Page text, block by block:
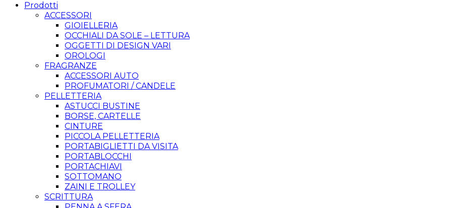
Prodotti
ACCESSORI
GIOIELLERIA
OCCHIALI DA SOLE – LETTURA
OGGETTI DI DESIGN VARI
OROLOGI
FRAGRANZE
ACCESSORI AUTO
PROFUMATORI / CANDELE
PELLETTERIA
ASTUCCI BUSTINE
BORSE, CARTELLE
CINTURE
PICCOLA PELLETTERIA
PORTABIGLIETTI DA VISITA
PORTABLOCCHI
PORTACHIAVI
SOTTOMANO
ZAINI E TROLLEY
SCRITTURA